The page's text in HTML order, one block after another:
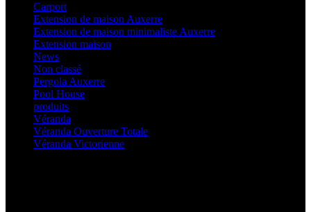
Carport
Extension de maison Auxerre
Extension de maison minimaliste Auxerre
Extension maison
News
Non classé
Pergola Auxerre
Pool House
produits
Véranda
Véranda Ouverture Totale
Véranda Victorienne